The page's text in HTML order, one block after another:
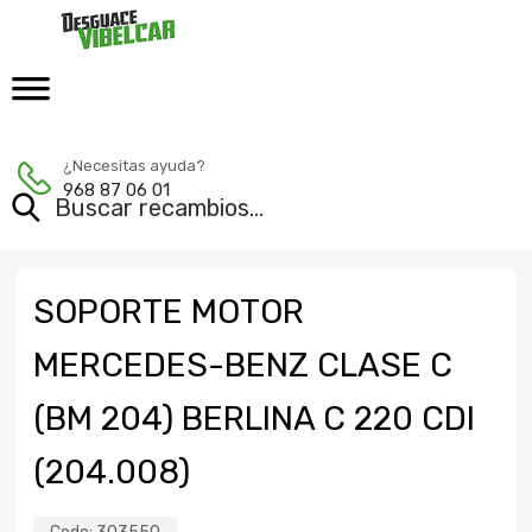
¿Necesitas ayuda?
968 87 06 01
SOPORTE MOTOR
MERCEDES-BENZ CLASE C
(BM 204) BERLINA C 220 CDI
(204.008)